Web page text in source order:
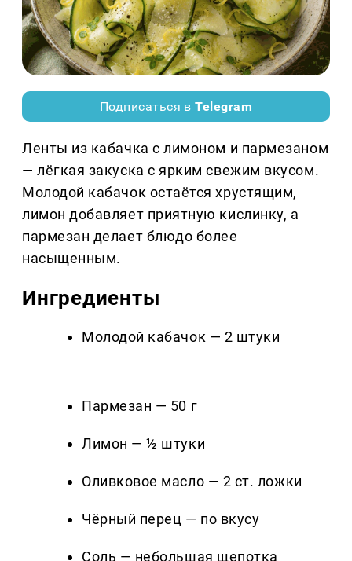
Подписаться вTelegram
Ленты из кабачка с лимоном и пармезаном
— лёгкая закуска с ярким свежим вкусом.
Молодой кабачок остаётся хрустящим,
лимон добавляет приятную кислинку, а
пармезан делает блюдо более
насыщенным.
Ингредиенты
Молодой кабачок — 2 штуки
Пармезан — 50 г
Лимон — ½ штуки
Оливковое масло — 2 ст. ложки
Чёрный перец — по вкусу
Соль — небольшая щепотка